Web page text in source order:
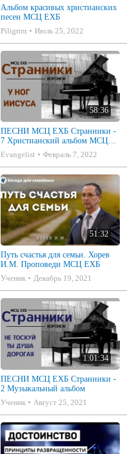
Альбом красивых христианских
песен МСЦ ЕХБ
Piligrim
Июль 25, 2022
58:36
ПЕСНИ МСЦ ЕХБ Странники -
7 Христианский альбом МСЦ
ЕХБ
Evangelist Февраль 7, 2022
51:32
Путь счастья для семьи. Хорев
И.М. Проповеди МСЦ ЕХБ
Ученик
Декабрь 19, 2021
1:01:34
ПЕСНИ МСЦ ЕХБ Странники -
2 Музыкальный альбом
Ученик
Август 25, 2021